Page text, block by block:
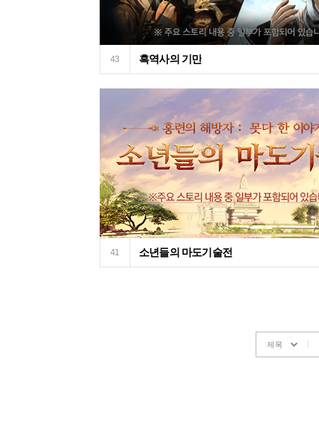
43 흑역사의 기만
41 소년들의 마도기술전